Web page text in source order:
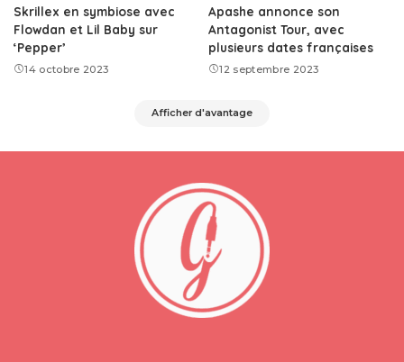
Skrillex en symbiose avec
Flowdan et Lil Baby sur
‘Pepper’
14 octobre 2023
Apashe annonce son
Antagonist Tour, avec
plusieurs dates françaises
12 septembre 2023
Afficher d'avantage